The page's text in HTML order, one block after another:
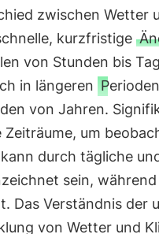
zwischen Wetter
kurzfristige
von Stunden bis
in längeren Perioden
von Jahren.
Zeiträume, um
durch tägliche
sein,
Das Verständnis der
von Wetter und